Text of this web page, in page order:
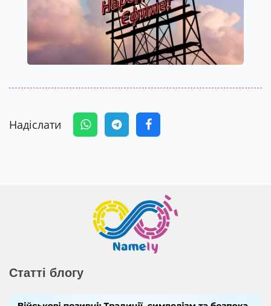
Надіслати
Статті блогу